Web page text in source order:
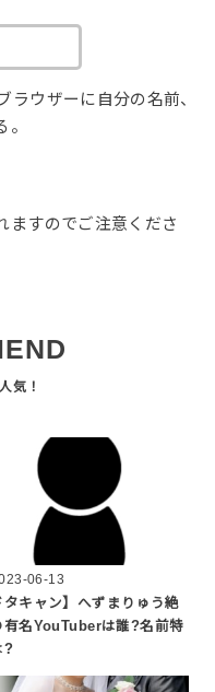
ラウザーに自分の名前、
ますのでご注意くださ
06-13
タキャン】へずまりゅう絶
有名YouTuberは誰?名前特
?